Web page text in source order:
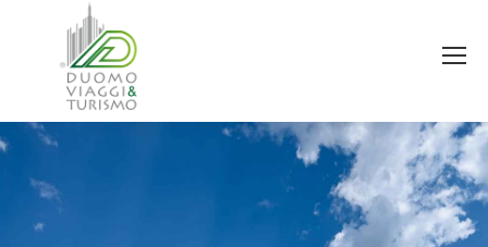
You are here: